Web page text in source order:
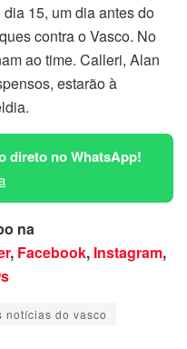
15, um dia antes do
contra o Vasco. No
ao time. Calleri, Alan
estarão à
direto no WhatsApp!
na
, Facebook, Instagram,
notícias do vasco